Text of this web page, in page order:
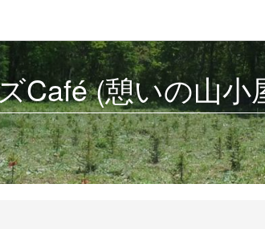
Café (憩いの山小